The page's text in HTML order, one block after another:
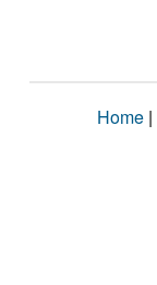
Home |